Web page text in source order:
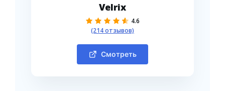
Velrix
4.6
(214 отзывов)
Смотреть